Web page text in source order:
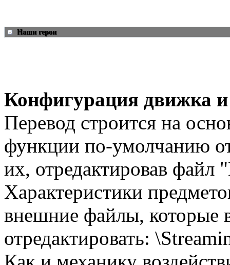
Наши герои
Конфигурация движка
Перевод строится на
функции по-умолчанию
их, отредактировав файл
Характеристики
внешние файлы, которые
отредактировать: